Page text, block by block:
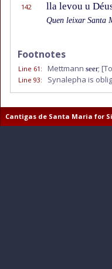
142
lla levou u
Quen leixar Santa
Footnotes
Line 61 : Mettmann seer;
Line 93: Synalepha is
Cantigas de Santa Maria for